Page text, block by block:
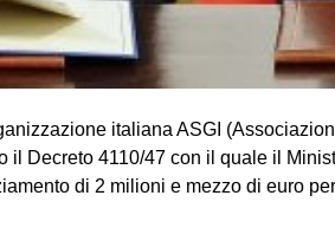
italiana ASGI
il Decreto 4110/47 con il quale il
di 2 milioni e mezzo di euro